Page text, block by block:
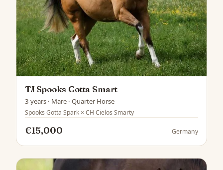
TJ Spooks Gotta Smart
3 years · Mare · Quarter Horse
Spooks Gotta Spark × CH Cielos Smarty
€15,000 Germany